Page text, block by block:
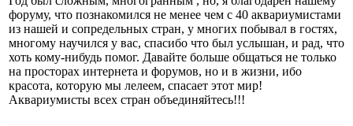
форуму, что познакомился не менее чем с 40 аквариумистами
из нашей и сопредельных стран, у многих побывал в гостях,
многому научился у вас, спасибо что был услышан, и рад, что
хоть кому-нибудь помог. Давайте больше общаться не только
на просторах интернета и форумов, но и в жизни, ибо
красота, которую мы лелеем, спасает этот мир!
Аквариумисты всех стран объединяйтесь!!!